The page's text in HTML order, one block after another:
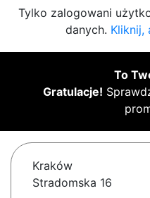
Tylko zalogowani
danych. Kliknij,
To
Gratulacje!
Kraków
Stradomska 16